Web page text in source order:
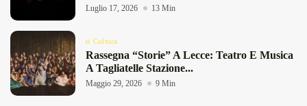
Luglio 17, 2026 13 Min
Cultura
Rassegna “Storie” A Lecce: Teatro E Musica
A Tagliatelle Stazione...
Maggio 29, 2026 9 Min